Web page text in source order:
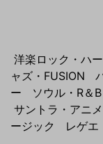
洋楽ロック・ハ
ャズ・FUSION
ー
ソウル・R＆B
サントラ・アニメ
ージック
レゲエ